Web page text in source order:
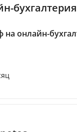
бухгалтерия
на онлайн-